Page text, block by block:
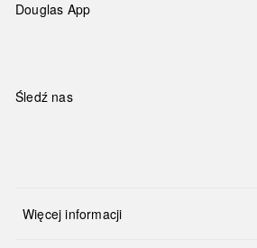
Douglas App
Śledź nas
Więcej informacji